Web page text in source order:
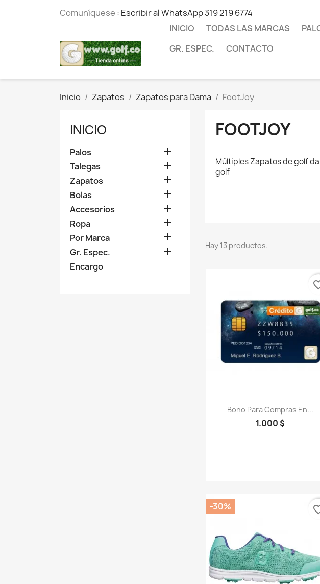
Comuníquese : Escribir al WhatsApp 319 219 6774
INICIO
TODAS LAS MARCAS
GR. ESPEC.
CONTACTO
Inicio Zapatos Zapatos para Dama FootJoy
INICIO
Palos 
Talegas 
Zapatos 
Bolas 
Accesorios 
Ropa 
Por Marca 
Gr. Espec. 
Encargo
FOOTJOY
Múltiples Zapatos de golf
golf
Hay 13 productos.
Vista rápida
Bono Para Compras En...
1.000 $
-30%